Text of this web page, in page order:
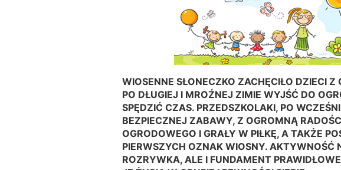
WIOSENNE SŁONECZKO ZACHĘCIŁO DZIECI Z
PO DŁUGIEJ I MROŹNEJ ZIMIE WYJŚĆ DO
SPĘDZIĆ CZAS. PRZEDSZKOLAKI, PO
BEZPIECZNEJ ZABAWY, Z OGROMNĄ
OGRODOWEGO I GRAŁY W PIŁKĘ, A TAKŻE
PIERWSZYCH OZNAK WIOSNY. AKTYWNOŚĆ
ROZRYWKA, ALE I FUNDAMENT